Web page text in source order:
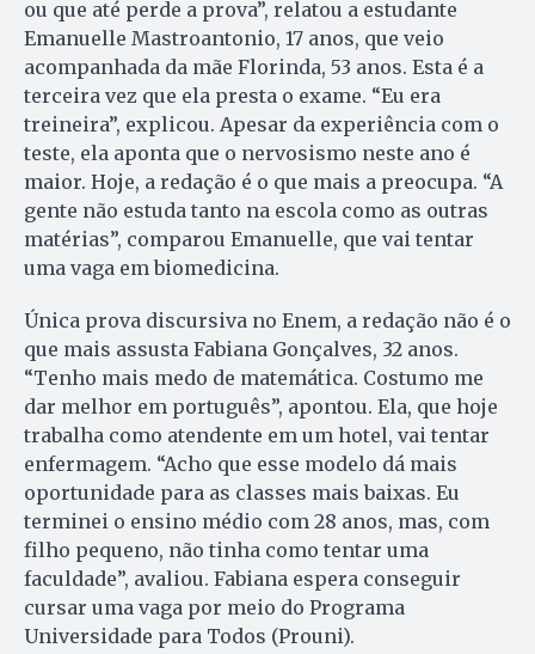
ou que até perde a prova”, relatou a estudante
Emanuelle Mastroantonio, 17 anos, que veio
acompanhada da mãe Florinda, 53 anos. Esta é a
terceira vez que ela presta o exame. “Eu era
treineira”, explicou. Apesar da experiência com o
teste, ela aponta que o nervosismo neste ano é
maior. Hoje, a redação é o que mais a preocupa. “A
gente não estuda tanto na escola como as outras
matérias”, comparou Emanuelle, que vai tentar
uma vaga em biomedicina.
Única prova discursiva no Enem, a redação não é o
que mais assusta Fabiana Gonçalves, 32 anos.
“Tenho mais medo de matemática. Costumo me
dar melhor em português”, apontou. Ela, que hoje
trabalha como atendente em um hotel, vai tentar
enfermagem. “Acho que esse modelo dá mais
oportunidade para as classes mais baixas. Eu
terminei o ensino médio com 28 anos, mas, com
filho pequeno, não tinha como tentar uma
faculdade”, avaliou. Fabiana espera conseguir
cursar uma vaga por meio do Programa
Universidade para Todos (Prouni).